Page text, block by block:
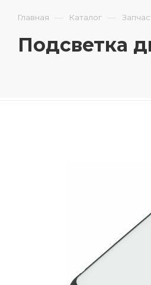
Главная — Каталог —
Подсветка